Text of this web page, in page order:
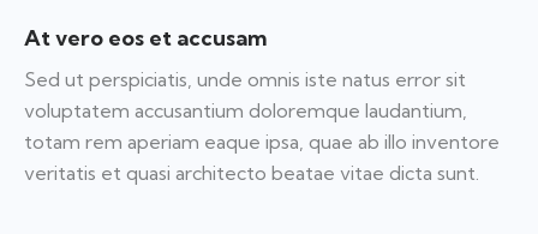
At vero eos et accusam
Sed ut perspiciatis, unde omnis iste natus error sit
voluptatem accusantium doloremque laudantium,
totam rem aperiam eaque ipsa, quae ab illo inventore
veritatis et quasi architecto beatae vitae dicta sunt.